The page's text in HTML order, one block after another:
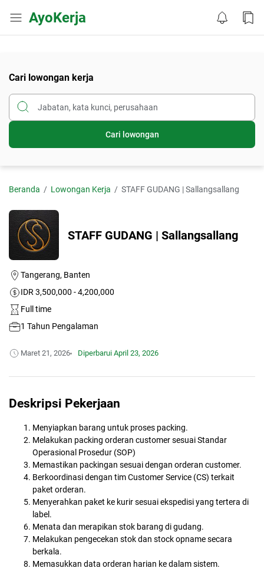
AyoKerja
Cari lowongan kerja
Cari lowongan
Beranda Lowongan Kerja STAFF GUDANG | Sallangsallang
STAFF GUDANG | Sallangsallang
Tangerang, Banten
IDR 3,500,000 - 4,200,000
Full time
1 Tahun Pengalaman
Maret 21, 2026 Diperbarui April 23, 2026
Deskripsi Pekerjaan
Menyiapkan barang untuk proses packing.
Melakukan packing orderan customer sesuai Standar
Operasional Prosedur (SOP)
Memastikan packingan sesuai dengan orderan customer.
Berkoordinasi dengan tim Customer Service (CS) terkait
paket orderan.
Menyerahkan paket ke kurir sesuai ekspedisi yang tertera di
label.
Menata dan merapikan stok barang di gudang.
Melakukan pengecekan stok dan stock opname secara
berkala.
Memasukkan data orderan harian ke dalam sistem.